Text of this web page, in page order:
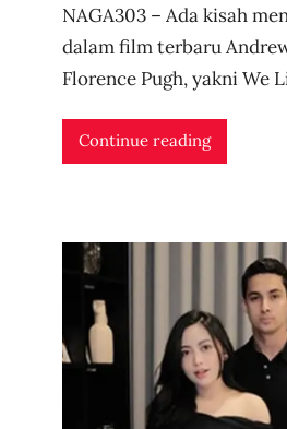
u
s
e
i
v
e
NAGA303 – Ada kisah
dalam film terbaru
Florence Pugh, yakni We
Continue reading